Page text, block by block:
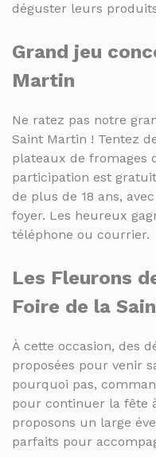
déguster leurs
Grand jeu
Martin
Ne ratez pas notre
Saint Martin ! Tentez
plateaux de fromages
participation est
de plus de 18 ans,
foyer. Les heureux
téléphone ou courrier.
Les Fleurons
Foire de la
À cette occasion, des
proposées pour venir
pourquoi pas,
pour continuer la fête
proposons un large
parfaits pour